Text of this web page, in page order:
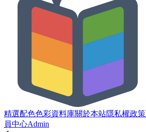
精選配色色彩資料庫關於本站隱私權政策
員中心Admin